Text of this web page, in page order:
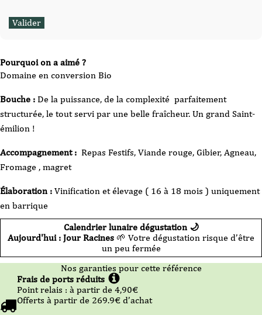
Pourquoi on a aimé ?
Domaine en conversion Bio
Bouche : De la puissance, de la complexité parfaitement
structurée, le tout servi par une belle fraîcheur. Un grand Saint-
émilion !
Accompagnement : Repas Festifs, Viande rouge, Gibier, Agneau,
Fromage , magret
Élaboration : Vinification et élevage ( 16 à 18 mois ) uniquement
en barrique
Calendrier lunaire dégustation 🌙
Aujourd'hui : Jour Racines 🌱 Votre dégustation risque d’être
un peu fermée
Nos garanties pour cette référence
Frais de ports réduits
Point relais : à partir de 4,90€
Offerts à partir de 269.9€ d’achat